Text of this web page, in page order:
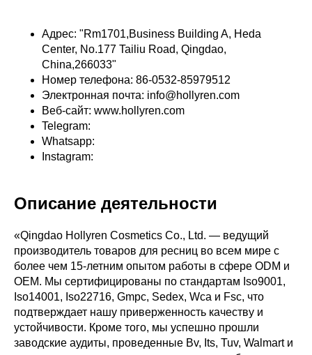
Адрес: "Rm1701,Business Building A, Heda
Center, No.177 Tailiu Road, Qingdao,
China,266033"
Номер телефона: 86-0532-85979512
Электронная почта: info@hollyren.com
Веб-сайт: www.hollyren.com
Telegram:
Whatsapp:
Instagram:
Описание деятельности
«Qingdao Hollyren Cosmetics Co., Ltd. — ведущий
производитель товаров для ресниц во всем мире с
более чем 15-летним опытом работы в сфере ODM и
OEM. Мы сертифицированы по стандартам Iso9001,
Iso14001, Iso22716, Gmpc, Sedex, Wca и Fsc, что
подтверждает нашу приверженность качеству и
устойчивости. Кроме того, мы успешно прошли
заводские аудиты, проведенные Bv, Its, Tuv, Walmart и